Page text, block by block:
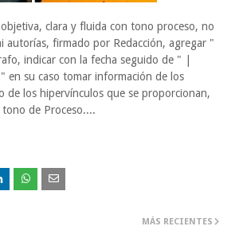
clara y fluida con tono proceso, no
autorías, firmado por Redacción, agregar "
indicar con la fecha seguido de " |
en su caso tomar información de los
de los hipervínculos que se proporcionan,
de Proceso....
MÁS RECIENTES